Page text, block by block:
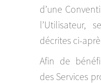
d’une
l’Utilisateur,
décrites ci-
Afin de
des Services